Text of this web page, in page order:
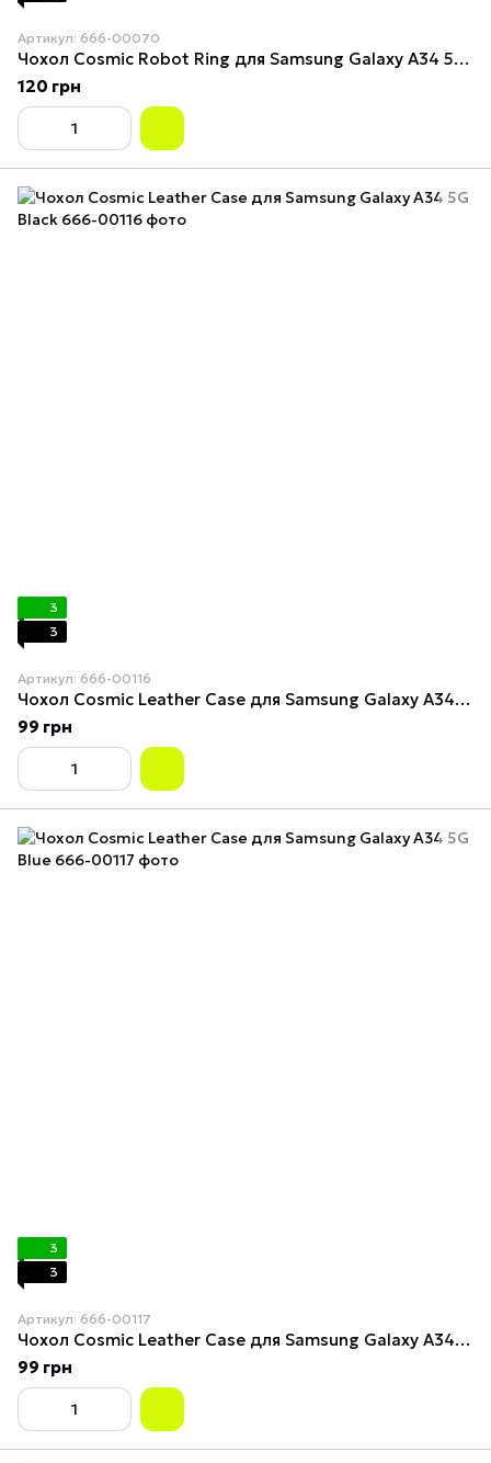
Артикул: 666-00070
Чохол Cosmic Robot Ring для Samsung Galaxy A34 5G Red
120 грн
3
3
Артикул: 666-00116
Чохол Cosmiс Leather Case для Samsung Galaxy A34 5G Black
99 грн
3
3
Артикул: 666-00117
Чохол Cosmiс Leather Case для Samsung Galaxy A34 5G Blue
99 грн